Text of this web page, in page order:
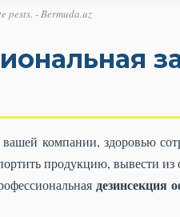
- Bermuda.uz
компании, здоровью
продукцию, вывести из
дезинсекция